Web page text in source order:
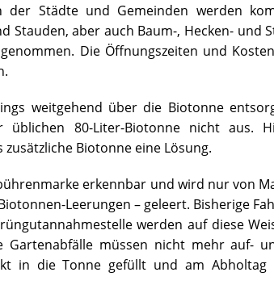
der Städte und Gemeinden werden
Stauden, aber auch Baum-, Hecken- und
Die Öffnungszeiten und
weitgehend über die Biotonne
80-Liter-Biotonne nicht aus.
Biotonne eine Lösung.
erkennbar und wird nur von
Leerungen – geleert. Bisherige
werden auf diese
Gartenabfälle müssen nicht mehr auf-
in die Tonne gefüllt und am Abholtag